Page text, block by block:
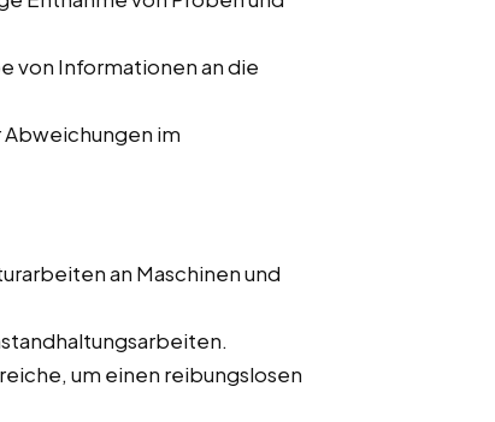
von Informationen an die
im
an Maschinen und
um einen reibungslosen